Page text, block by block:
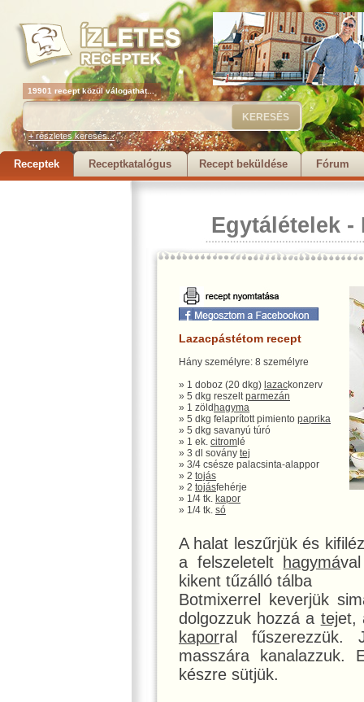
19901 recept közül válogathat...
+ részletes keresés...
Receptek Receptkatalógus Recept beküldése Fórum
Egytálételek -
Lazacpástétom recept
Hány személyre: 8 személyre
» 1 doboz (20 dkg) lazackonzerv
» 5 dkg reszeltparmezán
» 1 zöld hagyma
» 5 dkg felaprított pimiento paprika
» 5 dkg savanyú túró
» 1 ek. citrom lé
» 3 dl sovány tej
» 3/4 csésze palacsinta-alappor
» 2 tojás
» 2 tojásfehérje
» 1/4 tk. kapor
» 1/4 tk. só
A halat leszűrjük és
a felszeletelt
hagymá
kikent tűzálló tálba
Botmixerrel keverjük
dolgozzuk hozzá a tejet,
kaporral fűszerezzük.
masszára kanalazzuk.
készre sütjük.